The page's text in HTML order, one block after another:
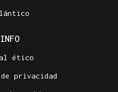
INFO
ético
privacidad